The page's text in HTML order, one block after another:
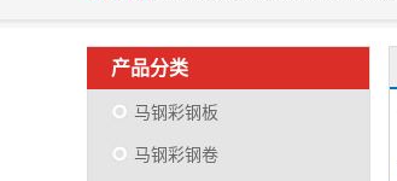
产品分类
马钢彩钢板
马钢彩钢卷